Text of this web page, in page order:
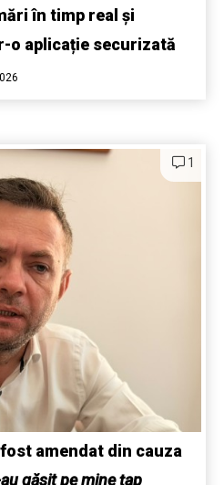
în timp real și
o aplicație securizată
1
amendat din cauza
găsit pe mine țap